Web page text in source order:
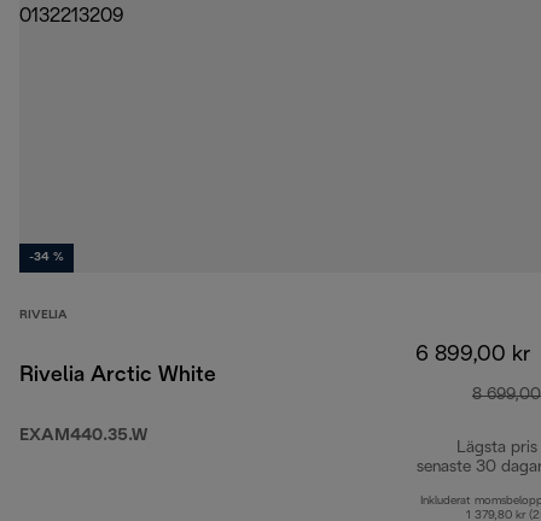
-34 %
RIVELIA
Rivelia Arctic White
EXAM440.35.W
6 899,00 kr
8
Lägsta pris
senaste 30
Inkluderat
1 379,80 kr